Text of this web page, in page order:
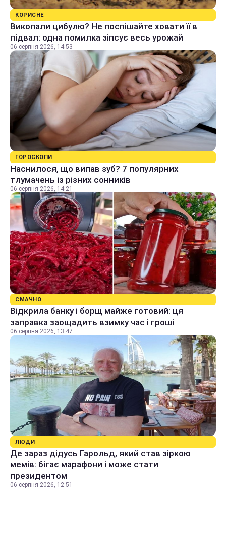
КОРИСНЕ
Викопали цибулю? Не поспішайте ховати її в
підвал: одна помилка зіпсує весь урожай
06 серпня 2026, 14:53
ГОРОСКОПИ
Наснилося, що випав зуб? 7 популярних
тлумачень із різних сонників
06 серпня 2026, 14:21
СМАЧНО
Відкрила банку і борщ майже готовий: ця
заправка заощадить взимку час і гроші
06 серпня 2026, 13:47
ЛЮДИ
Де зараз дідусь Гарольд, який став зіркою
мемів: бігає марафони і може стати
президентом
06 серпня 2026, 12:51